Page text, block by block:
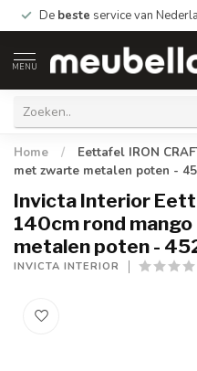
De beste service van
MENU
Home /
Eettafel IRON
met zwarte metalen poten -
Invicta Interior
140cm rond
metalen poten -
INVICTA INTERIOR